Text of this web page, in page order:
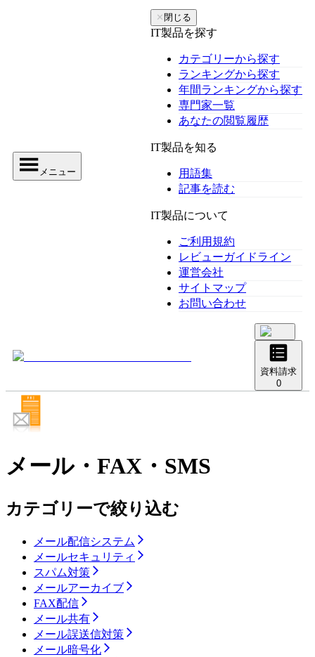
メニュー
✕ 閉じる
IT製品を探す
カテゴリーから探す
ランキングから探す
年間ランキングから探す
専門家一覧
あなたの閲覧履歴
IT製品を知る
用語集
記事を読む
IT製品について
ご利用規約
レビューガイドライン
運営会社
サイトマップ
お問い合わせ
資料請求
0
メール・FAX・SMS
カテゴリーで絞り込む
メール配信システム
メールセキュリティ
スパム対策
メールアーカイブ
FAX配信
メール共有
メール誤送信対策
メール暗号化